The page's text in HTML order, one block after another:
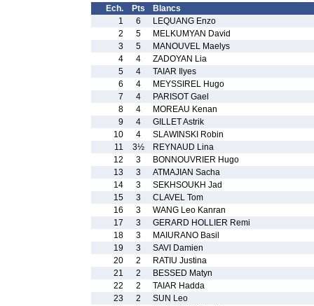
Ech. Pts
Blancs
1
6
LEQUANG Enzo
2
5
MELKUMYAN David
3
5
MANOUVEL Maelys
4
4
ZADOYAN Lia
5
4
TAIAR Ilyes
6
4
MEYSSIREL Hugo
7
4
PARISOT Gael
8
4
MOREAU Kenan
9
4
GILLET Astrik
10
4
SLAWINSKI Robin
11
3½
REYNAUD Lina
12
3
BONNOUVRIER Hugo
13
3
ATMAJIAN Sacha
14
3
SEKHSOUKH Jad
15
3
CLAVEL Tom
16
3
WANG Leo Kanran
17
3
GERARD HOLLIER Remi
18
3
MAIURANO Basil
19
3
SAVI Damien
20
2
RATIU Justina
21
2
BESSED Matyn
22
2
TAIAR Hadda
23
2
SUN Leo